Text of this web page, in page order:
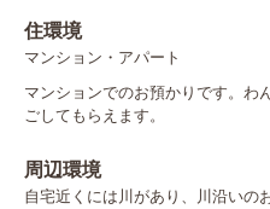
住環境
マンション・アパート
マンションでのお預かりです。わ
ごしてもらえます。
周辺環境
自宅近くには川があり、川沿いの